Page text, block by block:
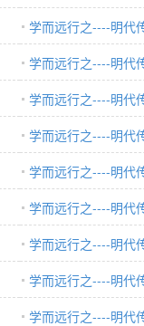
学而远行之----明代
学而远行之----明代
学而远行之----明代
学而远行之----明代
学而远行之----明代
学而远行之----明代
学而远行之----明代
学而远行之----明代
学而远行之----明代